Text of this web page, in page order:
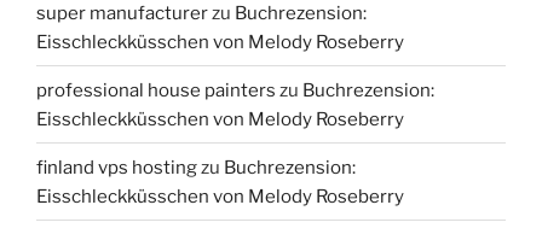
super manufacturerzu Buchrezension:
Eisschleckküsschen von Melody Roseberry
professional house painters zu Buchrezension:
Eisschleckküsschen von Melody Roseberry
finland vps hostingzu Buchrezension:
Eisschleckküsschen von Melody Roseberry